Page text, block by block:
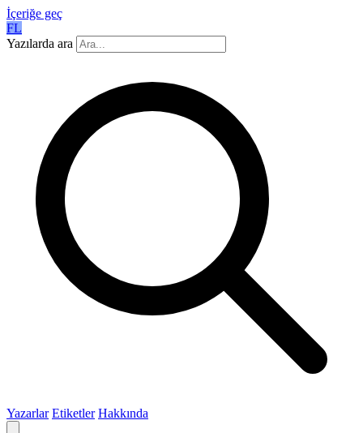
İçeriğe geç
FL
Yazılarda ara
Yazarlar Etiketler Hakkında